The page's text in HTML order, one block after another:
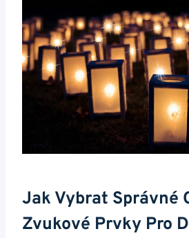
Jak Vybrat Správné
Zvukové Prvky Pro